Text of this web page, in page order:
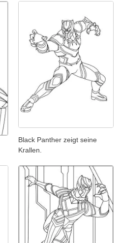
Black Panther zeigt seine
Krallen.